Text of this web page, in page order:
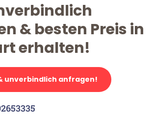
& besten Preis in
erhalten!
unverbindlich anfragen!